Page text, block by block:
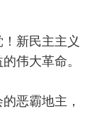
新民主主义
伟大革命。
恶霸地主，